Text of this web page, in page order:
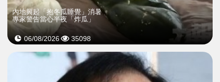
內地興起「抱冬瓜睡覺」消暑
專家警告當心半夜「炸瓜」
06/08/2026 35098